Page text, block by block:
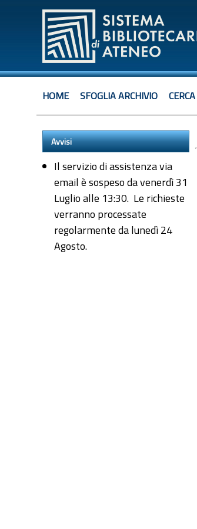
HOME SFOGLIA ARCHIVIO CERCA
Avvisi
Il servizio di assistenza via
email è sospeso da venerdì 31
Luglio alle 13:30. Le richieste
verranno processate
regolarmente da lunedì 24
Agosto.